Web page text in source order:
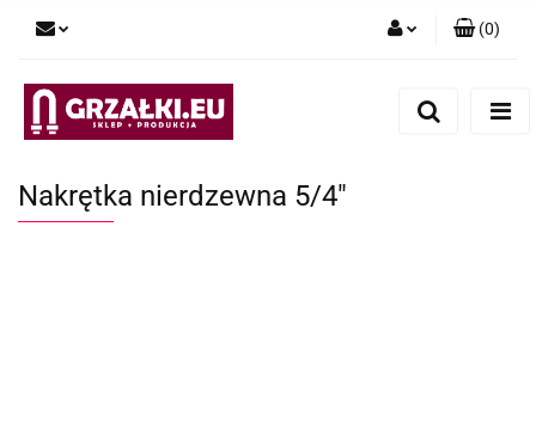
(0)
Nakrętka nierdzewna 5/4"